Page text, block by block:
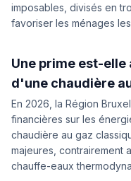
imposables, divisés en
favoriser les ménages les
Une prime est-
d'une chaudière au
En 2026, la Région
financières sur les
chaudière au gaz
majeures, contrairement
chauffe-eaux